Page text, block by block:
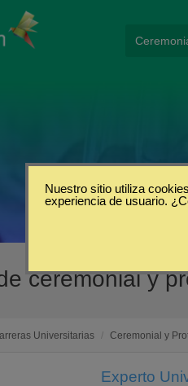
ceremonial y
Universitarias / Ceremonial y
Experto
Nuestro sitio utiliza
experiencia de usuario.